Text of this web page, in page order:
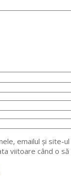
emailul și site-
viitoare când o să